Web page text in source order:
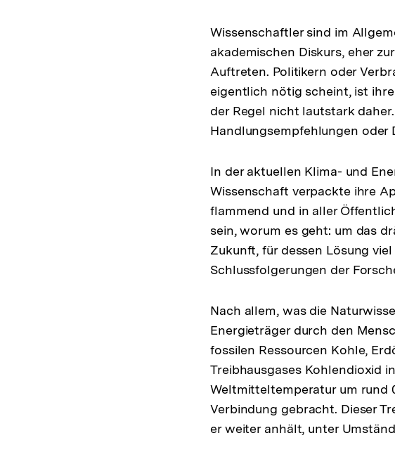
Wissenschaftler sind im
akademischen Diskurs, eher
Auftreten. Politikern oder
eigentlich nötig scheint, ist
der Regel nicht lautstark
Handlungsempfehlungen oder
In der aktuellen Klima- und
Wissenschaft verpackte ihre
flammend und in aller
sein, worum es geht: um das
Zukunft, für dessen Lösung
Schlussfolgerungen der
Nach allem, was die
Energieträger durch den
fossilen Ressourcen Kohle,
Treibhausgases Kohlendioxid
Weltmitteltemperatur um rund
Verbindung gebracht. Dieser
er weiter anhält, unter